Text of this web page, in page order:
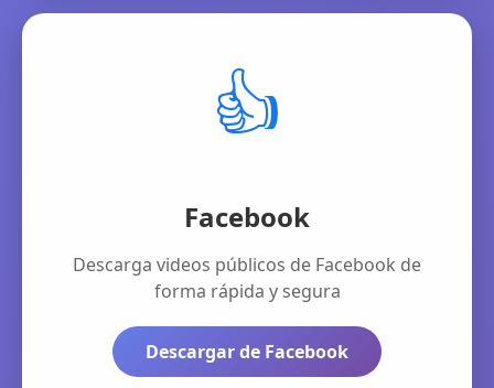
👍
Facebook
Descarga videos públicos de Facebook de
forma rápida y segura
Descargar de Facebook